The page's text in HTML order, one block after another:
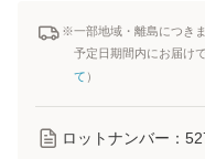
※一部地域・離島につき
予定日期間内にお届け
て ）
ロットナンバー：